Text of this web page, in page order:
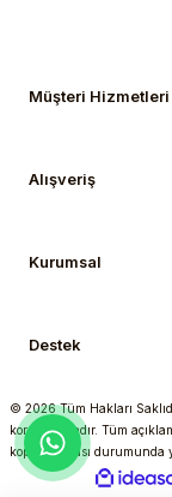
Müşteri Hizmetleri
Alışveriş
Kurumsal
Destek
© 2026 Tüm Hakları
korunmaktadır. Tüm
kopyalanması durumunda